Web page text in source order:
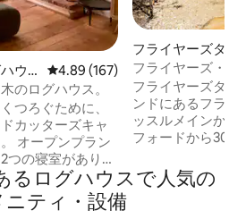
ウ
レビュー167件、5つ星中4.89つ
4.89 (167)
のログハウス。
つろぐために、
カッターズキャ
つの寝室があり、
のベッドがあり
ノと机がありま
フライヤーズタウ
ウス
フライヤーズ・ハ
フライヤーズタウ
ンドにあるフライ
ッスルメインから
フォードから30
コースやマウン
ぐそこにありま
るログハウスで人気の
ニティ・設備